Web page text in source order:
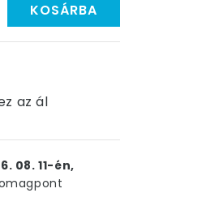
KOSÁRBA
az ál
08. 11-én,